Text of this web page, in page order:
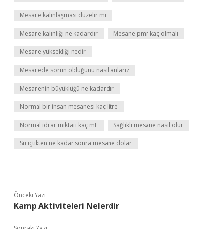
Mesane kalınlaşması düzelir mi
Mesane kalınlığı ne kadardır Mesane pmr kaç olmalı
Mesane yüksekliği nedir
Mesanede sorun olduğunu nasıl anlarız
Mesanenin büyüklüğü ne kadardır
Normal bir insan mesanesi kaç litre
Normal idrar miktarı kaç mL Sağlıklı mesane nasıl olur
Su içtikten ne kadar sonra mesane dolar
Önceki Yazı
Kamp Aktiviteleri Nelerdir